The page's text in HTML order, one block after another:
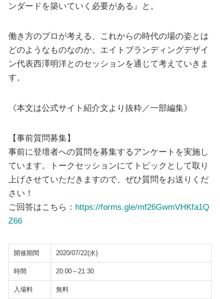
ンダードを築いていく必要がある』と。
働き方のプロが考える、これからの時代の場の姿とは
どのようなものなのか。エイトブランディングデザイ
ン代表西澤明洋とのセッションを通じて考えていきま
す。
《本文は公式サイト紹介文より抜粋／一部編集》
【事前質問募集】
事前に登壇者への質問を募集するアンケートを実施し
ています。トークセッションにてトピックとして取り
上げさせていただきますので、ぜひ質問をお送りくだ
さい！
ご回答はこちら： https://forms.gle/mf26GwmVHKfa1Q
Z66
開催期間 2020/07/22(水)
時間 20:00～21:30
入場料 無料